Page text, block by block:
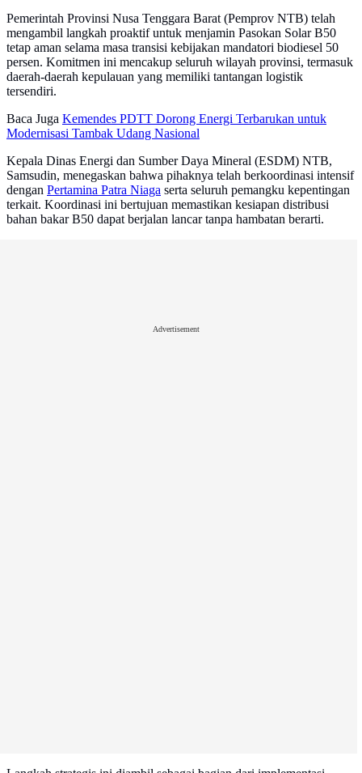
Pemerintah Provinsi Nusa Tenggara Barat (Pemprov NTB) telah
mengambil langkah proaktif untuk menjamin Pasokan Solar B50
tetap aman selama masa transisi kebijakan mandatori biodiesel 50
persen. Komitmen ini mencakup seluruh wilayah provinsi, termasuk
daerah-daerah kepulauan yang memiliki tantangan logistik
tersendiri.
Baca Juga Kemendes PDTT Dorong Energi Terbarukan untuk
Modernisasi Tambak Udang Nasional
Kepala Dinas Energi dan Sumber Daya Mineral (ESDM) NTB,
Samsudin, menegaskan bahwa pihaknya telah berkoordinasi intensif
dengan Pertamina Patra Niaga serta seluruh pemangku kepentingan
terkait. Koordinasi ini bertujuan memastikan kesiapan distribusi
bahan bakar B50 dapat berjalan lancar tanpa hambatan berarti.
Advertisement